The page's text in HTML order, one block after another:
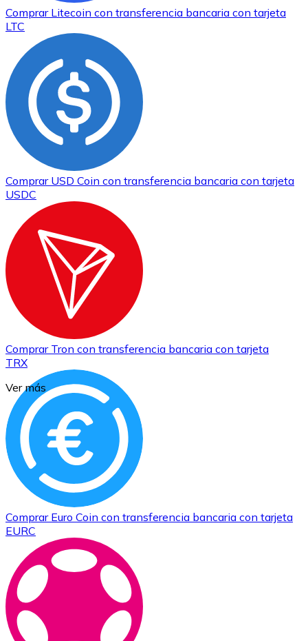
Comprar Litecoin con transferencia bancaria con tarjeta
LTC
Comprar USD Coin con transferencia bancaria con tarjeta
USDC
Comprar Tron con transferencia bancaria con tarjeta
TRX
Comprar Euro Coin con transferencia bancaria con tarjeta
EURC
Ver más